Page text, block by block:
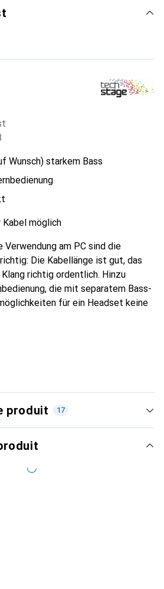
Wunsch) starkem Bass
Kabel möglich
Verwendung am PC sind die
Die Kabellänge ist gut, das
richtig ordentlich. Hinzu
die mit separatem Bass-
für ein Headset keine
produit 17